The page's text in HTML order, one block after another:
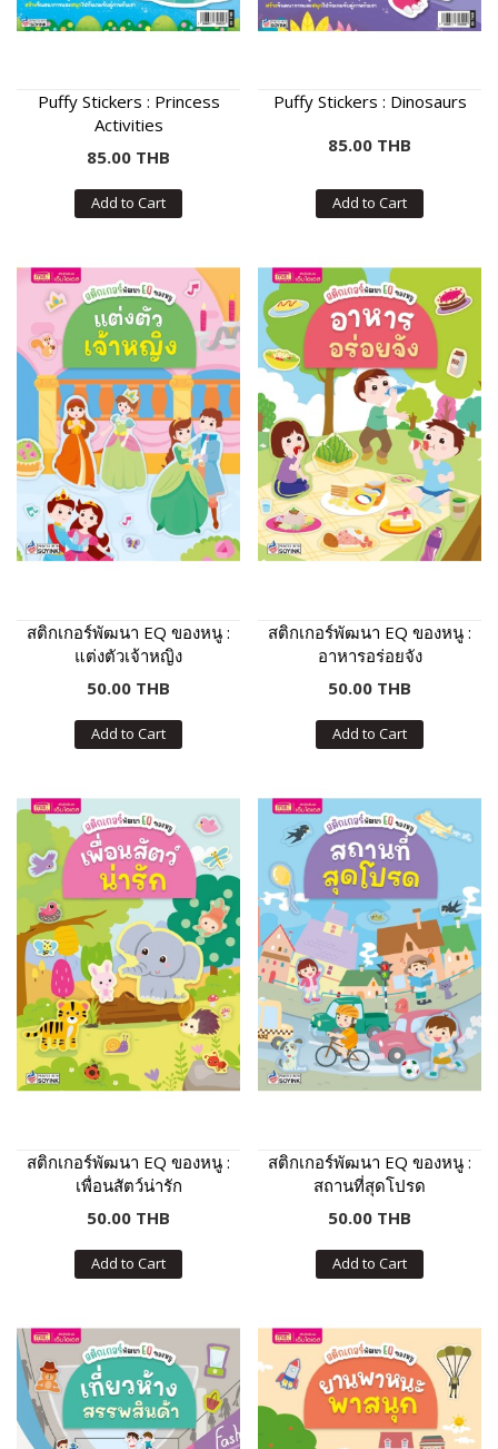
Puffy Stickers : Princess
Activities
85.00 THB
Add to Cart
Puffy Stickers : Dinosaurs
85.00 THB
Add to Cart
สติกเกอร์พัฒนา EQ ของหนู :
แต่งตัวเจ้าหญิง
50.00 THB
Add to Cart
สติกเกอร์พัฒนา EQ ของหนู :
อาหารอร่อยจัง
50.00 THB
Add to Cart
สติกเกอร์พัฒนา EQ ของหนู :
เพื่อนสัตว์น่ารัก
50.00 THB
Add to Cart
สติกเกอร์พัฒนา EQ ของหนู :
สถานที่สุดโปรด
50.00 THB
Add to Cart